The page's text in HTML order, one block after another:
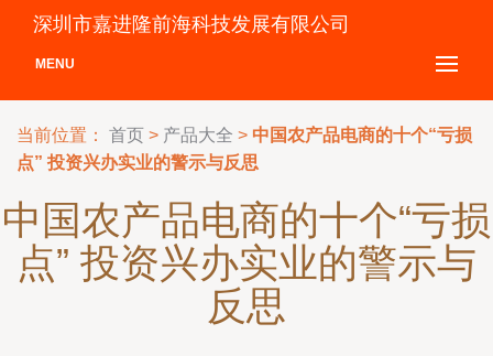
深圳市嘉进隆前海科技发展有限公司
MENU
当前位置： 首页 > 产品大全 > 中国农产品电商的十个“亏损
点” 投资兴办实业的警示与反思
中国农产品电商的十个“亏损
点” 投资兴办实业的警示与
反思